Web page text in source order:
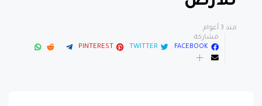
منذ 3 أعوام
مشاركة:
FACEBOOK
TWITTER
PINTEREST